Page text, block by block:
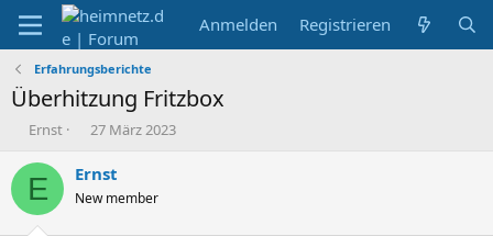
Anmelden Registrieren
Erfahrungsberichte
Überhitzung Fritzbox
E
s
Ernst
E
s
e
27 März 2023
E Ernst
New member